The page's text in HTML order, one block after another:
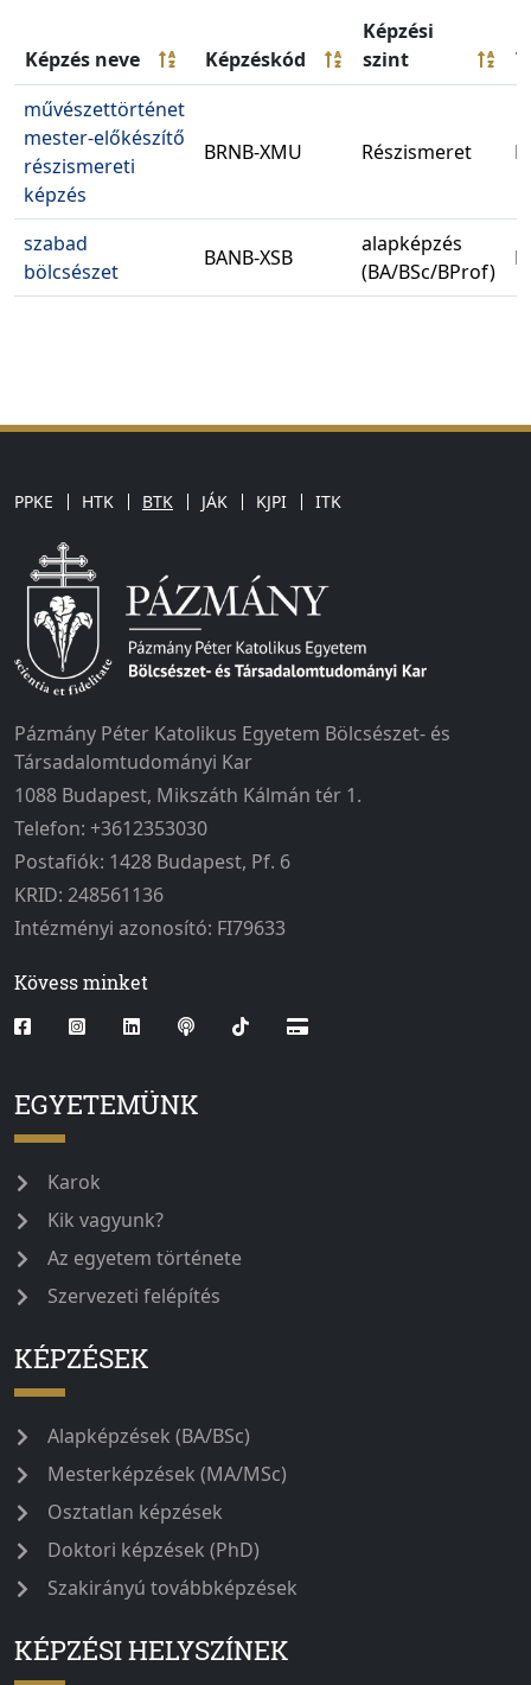
Képzés neve Képzéskód
Képzési
szint
művészettörténet
mester-előkészítő
részismereti
képzés
BRNB-XMU Részismeret
szabad
bölcsészet
BANB-XSB
alapképzés
(BA/BSc/BProf)
PPKE HTK BTK JÁK KJPI ITK
Pázmány Péter Katolikus Egyetem Bölcsészet- és
Társadalomtudományi Kar
1088 Budapest, Mikszáth Kálmán tér 1.
Telefon: +3612353030
Postafiók: 1428 Budapest, Pf. 6
KRID: 248561136
Intézményi azonosító: FI79633
Kövess minket
EGYETEMÜNK
Karok
Kik vagyunk?
Az egyetem története
Szervezeti felépítés
KÉPZÉSEK
Alapképzések (BA/BSc)
Mesterképzések (MA/MSc)
Osztatlan képzések
Doktori képzések (PhD)
Szakirányú továbbképzések
KÉPZÉSI HELYSZÍNEK